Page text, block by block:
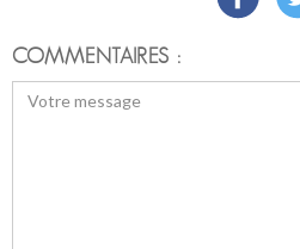
COMMENTAIRES :